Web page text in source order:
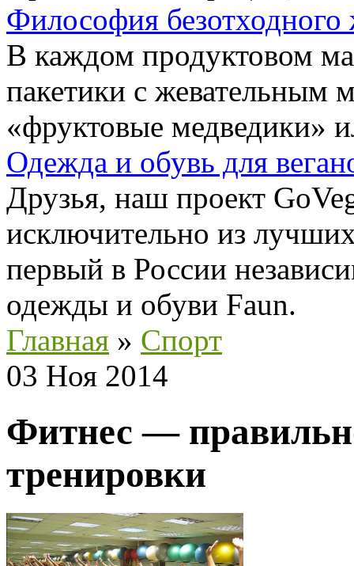
Философия безотходного
В каждом продуктовом
пакетики с жевательным
«фруктовые медведики»
Одежда и обувь для
Друзья, наш проект
исключительно из
первый в России
одежды и обуви Faun.
Главная » Спорт
03 Ноя 2014
Фитнес —
тренировки